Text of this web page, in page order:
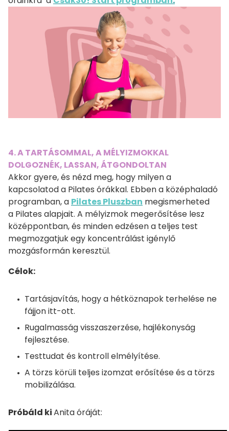
4. A TARTÁSOMMAL, A MÉLYIZMOKKAL
DOLGOZNÉK, LASSAN, ÁTGONDOLTAN
Akkor gyere, és nézd meg, hogy milyen a
kapcsolatod a Pilates órákkal. Ebben a középhaladó
programban, a Pilates Pluszban megismerheted
a Pilates alapjait. A mélyizmok megerősítése lesz
középpontban, és minden edzésen a teljes test
megmozgatjuk egy koncentrálást igénylő
mozgásformán keresztül.
Célok:
Tartásjavítás, hogy a hétköznapok terhelése ne
fájjon itt-ott.
Rugalmasság visszaszerzése, hajlékonyság
fejlesztése.
Testtudat és kontroll elmélyítése.
A törzs körüli teljes izomzat erősítése és a törzs
mobilizálása.
Próbáld kiAnita óráját: